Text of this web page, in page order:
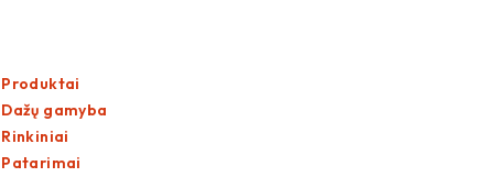
Produktai
Dažų gamyba
Rinkiniai
Patarimai